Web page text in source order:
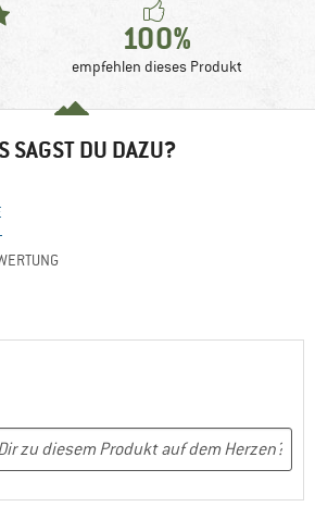
100%
empfehlen dieses Produkt
SAGST DU DAZU?